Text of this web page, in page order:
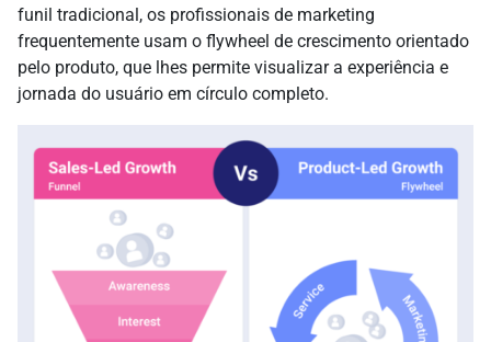
funil tradicional, os profissionais de marketing
frequentemente usam o flywheel de crescimento orientado
pelo produto, que lhes permite visualizar a experiência e
jornada do usuário em círculo completo.